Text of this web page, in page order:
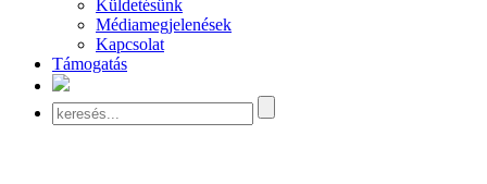
Küldetésünk
Médiamegjelenések
Kapcsolat
Támogatás